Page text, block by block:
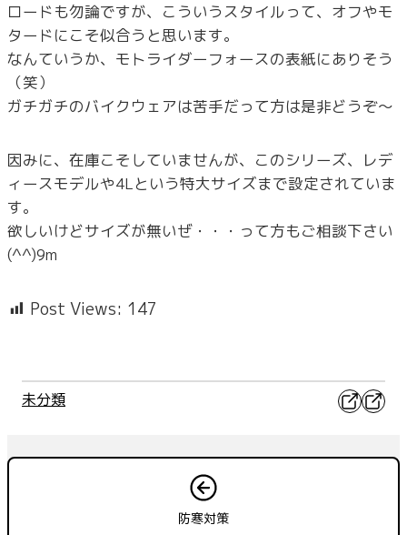
ロードも勿論ですが、こういうスタイルって、オフやモ
タードにこそ似合うと思います。
なんていうか、モトライダーフォースの表紙にありそう
（笑）
ガチガチのバイクウェアは苦手だって方は是非どうぞ～
因みに、在庫こそしていませんが、このシリーズ、レデ
ィースモデルや4Lという特大サイズまで設定されていま
す。
欲しいけどサイズが無いぜ・・・って方もご相談下さい
(^^)9m
Post Views: 147
未分類 X
防寒対策